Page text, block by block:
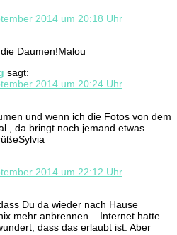
2014 um 20:18 Uhr
Daumen!Malou
sagt:
2014 um 20:24 Uhr
und wenn ich die Fotos von dem
, da bringt noch jemand etwas
2014 um 22:12 Uhr
Du da wieder nach Hause
mehr anbrennen – Internet hatte
dass das erlaubt ist. Aber